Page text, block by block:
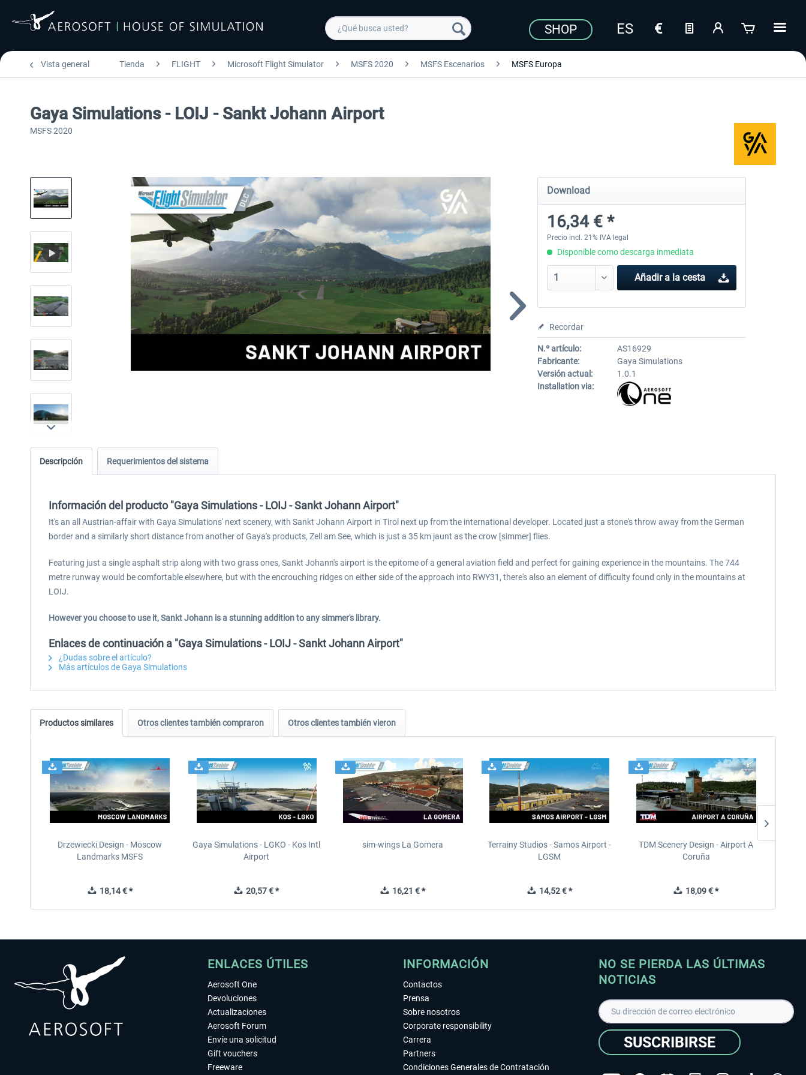
SHOP
Vista general Tienda FLIGHT Microsoft Flight Simulator MSFS 2020 MSFS Escenarios MSFS Europa
Gaya Simulations - LOIJ - Sankt Johann Airport
MSFS 2020
Download
16,34 € *
Precio incl. 21% IVA legal
Disponible como descarga inmediata
Añadir a la cesta
Recordar
N.º artículo:
AS16929
Fabricante:
Gaya Simulations
Versión actual:
1.0.1
Installation via:
Descripción Requerimientos del sistema
Información del producto "Gaya Simulations - LOIJ - Sankt Johann Airport"
It's an all Austrian-affair with Gaya Simulations' next scenery, with Sankt Johann Airport in Tirol next up from the international developer. Located just a stone's throw away from the German
border and a similarly short distance from another of Gaya's products, Zell am See, which is just a 35 km jaunt as the crow [simmer] flies.
Featuring just a single asphalt strip along with two grass ones, Sankt Johann's airport is the epitome of a general aviation field and perfect for gaining experience in the mountains. The 744
metre runway would be comfortable elsewhere, but with the encrouching ridges on either side of the approach into RWY31, there's also an element of difficulty found only in the mountains at
LOIJ.
However you choose to use it, Sankt Johann is a stunning addition to any simmer's library.
Enlaces de continuación a "Gaya Simulations - LOIJ - Sankt Johann Airport"
¿Dudas sobre el artículo?
Más artículos de Gaya Simulations
Productos similares Otros clientes también compraron Otros clientes también vieron
Drzewiecki Design - Moscow
Landmarks MSFS
18,14 € *
Gaya Simulations - LGKO - Kos Intl
Airport
20,57 € *
sim-wings La Gomera
16,21 € *
Terrainy Studios - Samos Airport -
LGSM
14,52 € *
TDM Scenery Design - Airport A
Coruña
18,09 € *
ENLACES ÚTILES
Aerosoft One
Devoluciones
Actualizaciones
Aerosoft Forum
Envíe una solicitud
Gift vouchers
Freeware
INFORMACIÓN
Contactos
Prensa
Sobre nosotros
Corporate responsibility
Carrera
Partners
Condiciones Generales de Contratación
NO SE PIERDA LAS ÚLTIMAS
NOTICIAS
SUSCRIBIRSE